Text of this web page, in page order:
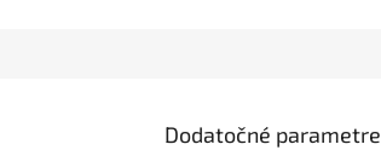
Dodatočné parametre